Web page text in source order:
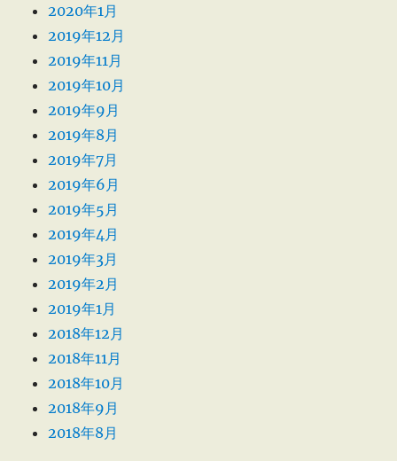
2020年1月
2019年12月
2019年11月
2019年10月
2019年9月
2019年8月
2019年7月
2019年6月
2019年5月
2019年4月
2019年3月
2019年2月
2019年1月
2018年12月
2018年11月
2018年10月
2018年9月
2018年8月